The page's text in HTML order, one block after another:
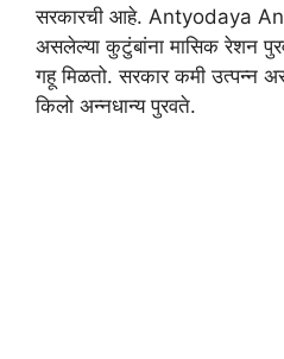
सरकारची आहे. Antyodaya
असलेल्या कुटुंबांना मासिक रेशन
गहू मिळतो. सरकार कमी उत्पन्न
किलो अन्नधान्य पुरवते.